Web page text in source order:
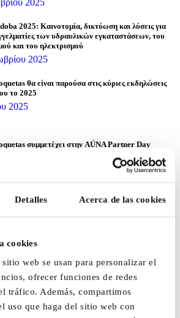
Detalles Acerca de las cookies
cookies
web se usan para personalizar el
ofrecer funciones de redes
tráfico. Además, compartimos
uso que haga del sitio web con
2025: Καινοτομία, δικτύωση και λύσεις για
των υδραυλικών εγκαταστάσεων, του
και του ηλεκτρισμού
2025
θα είναι παρούσα στις κύριες εκδηλώσεις
το 2025
2025
συμμετέχει στην AÚNA Partner Day
2025
μαζί με την AZ INTEC
2025